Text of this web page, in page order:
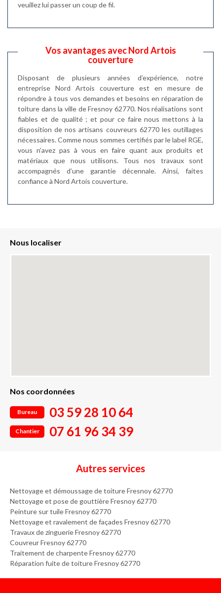
veuillez lui passer un coup de fil.
Vos avantages avec Nord Artois
couverture
Disposant de plusieurs années d’expérience, notre
entreprise Nord Artois couverture est en mesure de
répondre à tous vos demandes et besoins en réparation de
toiture dans la ville de Fresnoy 62770. Nos réalisations sont
fiables et de qualité ; et pour ce faire nous mettons à la
disposition de nos artisans couvreurs 62770 les outillages
nécessaires. Comme nous sommes certifiés par le label RGE,
vous n’avez pas à vous en faire quant aux produits et
matériaux que nous utilisons. Tous nos travaux sont
accompagnés d’une garantie décennale. Ainsi, faites
confiance à Nord Artois couverture.
Nous localiser
Nos coordonnées
Bureau 03 59 28 10 64
Chantier 07 61 96 34 39
Autres services
Nettoyage et démoussage de toiture Fresnoy 62770
Nettoyage et pose de gouttière Fresnoy 62770
Peinture sur tuile Fresnoy 62770
Nettoyage et ravalement de façades Fresnoy 62770
Travaux de zinguerie Fresnoy 62770
Couvreur Fresnoy 62770
Traitement de charpente Fresnoy 62770
Réparation fuite de toiture Fresnoy 62770